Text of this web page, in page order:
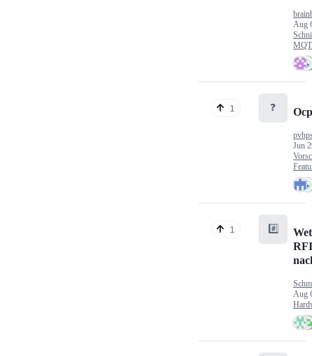
Aug
1 ❓
Jun
1 #️⃣
Aug